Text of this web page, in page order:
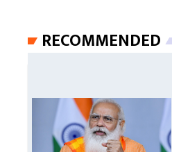
RECOMMENDED